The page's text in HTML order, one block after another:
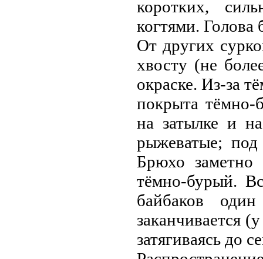
коротких,
когтями. Голова
От других
хвосту (не
окраске. Из-за
покрыта
на затылке и
рыжеватые;
Брюхо
тёмно-бурый.
байбаков
заканчивается
затягиваясь до